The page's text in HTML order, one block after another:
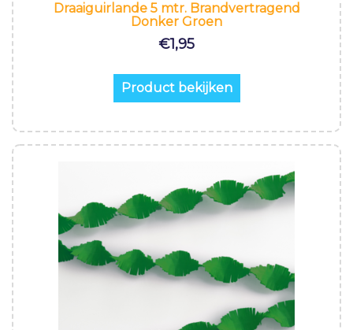
Draaiguirlande 5 mtr. Brandvertragend
Donker Groen
€1,95
Product bekijken